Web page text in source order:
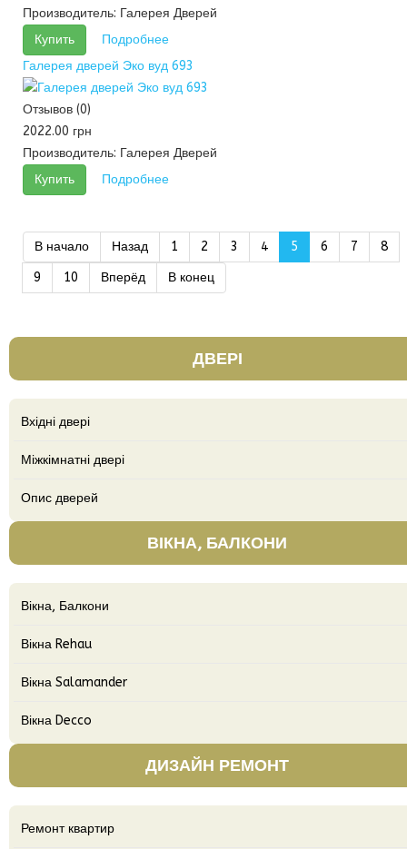
Производитель: Галерея Дверей
Купить
Подробнее
Галерея дверей Эко вуд 693
Отзывов (0)
2022.00 грн
Производитель: Галерея Дверей
Купить
Подробнее
В начало Назад 1 2 3 4 5 6 7
8
9
10 Вперёд В конец
ДВЕРІ
Вхідні двері
Міжкімнатні двері
Опис дверей
ВІКНА, БАЛКОНИ
Вікна, Балкони
Вікна Rehau
Вікна Salamander
Вікна Decco
ДИЗАЙН РЕМОНТ
Ремонт квартир